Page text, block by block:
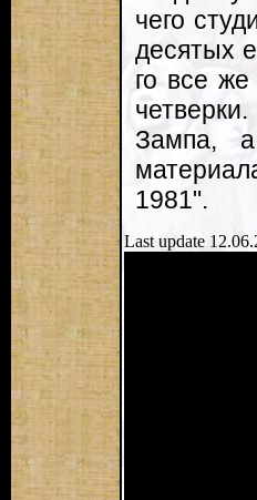
чего
десятых
го все
Зампа,
1981".
Last update